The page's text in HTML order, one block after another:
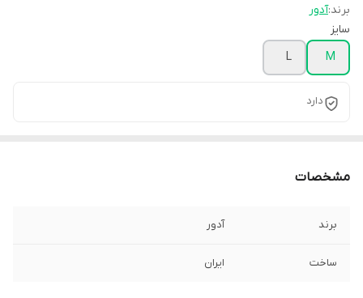
برند:آدور
سایز
M
L
دارد
مشخصات
برند آدور
ساخت ایران